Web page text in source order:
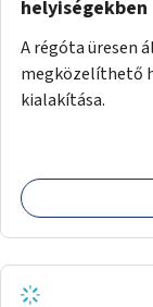
helyiségekben
A régóta üresen
megközelíthető
kialakítása.